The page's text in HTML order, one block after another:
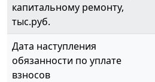
капитальному ремонту,
тыс.руб.
Дата наступления
обязанности по уплате
взносов